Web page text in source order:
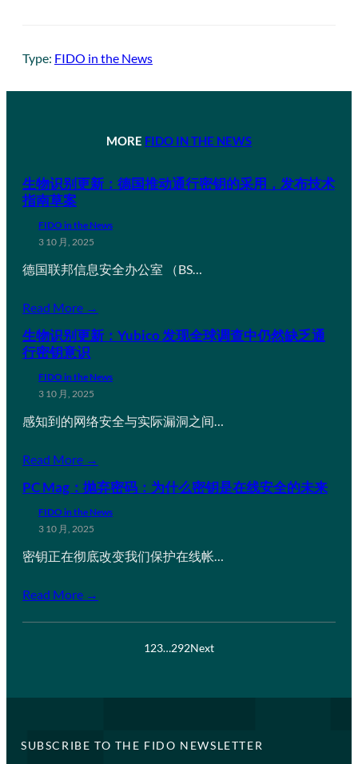
Type: FIDO in the News
MORE FIDO IN THE NEWS
生物识别更新：德国推动通行密钥的采用，发布技术
指南草案
FIDO in the News
3 10 月, 2025
德国联邦信息安全办公室 （BS…
Read More →
生物识别更新：Yubico 发现全球调查中仍然缺乏通
行密钥意识
FIDO in the News
3 10 月, 2025
感知到的网络安全与实际漏洞之间…
Read More →
PC Mag：抛弃密码：为什么密钥是在线安全的未来
FIDO in the News
3 10 月, 2025
密钥正在彻底改变我们保护在线帐…
Read More →
123…292Next
SUBSCRIBE TO THE FIDO NEWSLETTER